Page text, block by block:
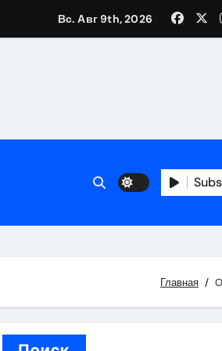
ресниц и депиляции
и обустройства мест отдыха
Вс. Авг 9th, 2026
Главная